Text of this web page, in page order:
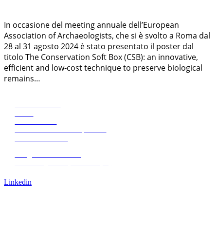
In occasione del meeting annuale dell’European
Association of Archaeologists, che si è svolto a Roma dal
28 al 31 agosto 2024 è stato presentato il poster dal
titolo The Conservation Soft Box (CSB): an innovative,
efficient and low‐cost technique to preserve biological
remains…
Linkedin